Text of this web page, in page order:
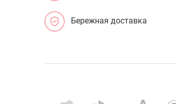
Бережная доставка